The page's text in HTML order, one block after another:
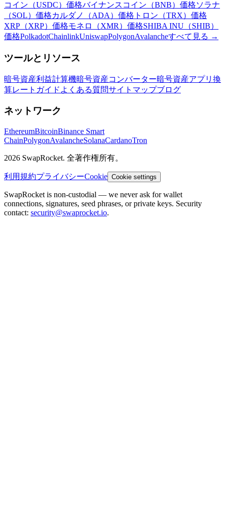
コイン（USDC）価格バイナンスコイン（BNB）価格ソラナ
（SOL）価格カルダノ（ADA）価格 トロン（TRX）価格
XRP（XRP）価格モネロ（XMR）価格SHIBA INU（SHIB）
価格PolkadotChainlinkUniswapPolygonAvalancheすべて見る →
ツールとリソース
暗号資産利益計算機暗号資産コンバーター暗号資産アプリ 換
算レート ガイド よくある質問サイトマップブログ
ネットワーク
EthereumBitcoinBinance Smart
ChainPolygonAvalancheSolanaCardanoTron
2026 SwapRocket. 全著作権所有。
利用規約プライバシーCookie Cookie settings
SwapRocket is non-custodial — we never ask for wallet
connections, signatures, seed phrases, or private keys. Security
contact: security@swaprocket.io.